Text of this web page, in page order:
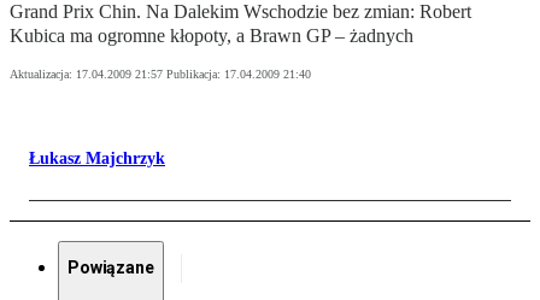
Grand Prix Chin. Na Dalekim Wschodzie bez zmian: Robert
Kubica ma ogromne kłopoty, a Brawn GP – żadnych
Aktualizacja: 17.04.2009 21:57 Publikacja: 17.04.2009 21:40
Łukasz Majchrzyk
Powiązane